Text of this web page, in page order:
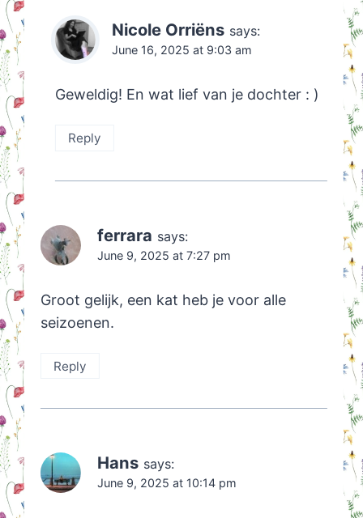
Nicole Orriëns says:
June 16, 2025 at 9:03 am
Geweldig! En wat lief van je dochter : )
Reply
ferrara says:
June 9, 2025 at 7:27 pm
Groot gelijk, een kat heb je voor alle
seizoenen.
Reply
Hans says:
June 9, 2025 at 10:14 pm